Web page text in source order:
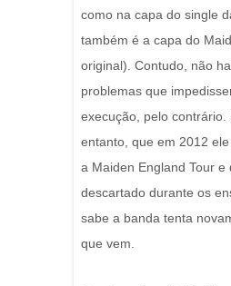
como na capa do single
também é a capa do
original). Contudo, não
problemas que
execução, pelo contrário.
entanto, que em 2012
a Maiden England Tour e
descartado durante os
sabe a banda tenta
que vem.